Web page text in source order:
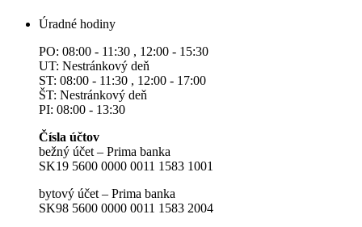
Úradné hodiny
PO: 08:00 - 11:30 , 12:00 - 15:30
UT: Nestránkový deň
ST: 08:00 - 11:30 , 12:00 - 17:00
ŠT: Nestránkový deň
PI: 08:00 - 13:30
Čísla účtov
bežný účet – Prima banka
SK19 5600 0000 0011 1583 1001
bytový účet – Prima banka
SK98 5600 0000 0011 1583 2004